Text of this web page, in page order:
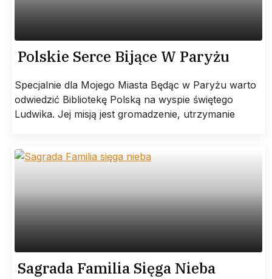
Polskie Serce Bijące W Paryżu
Specjalnie dla Mojego Miasta Będąc w Paryżu warto
odwiedzić Bibliotekę Polską na wyspie świętego
Ludwika. Jej misją jest gromadzenie, utrzymanie
Sagrada Familia Sięga Nieba